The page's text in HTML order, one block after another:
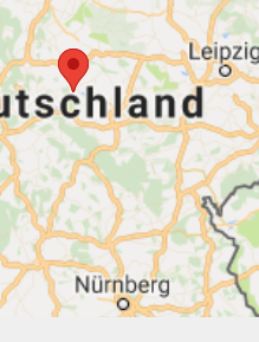
Route berechnen